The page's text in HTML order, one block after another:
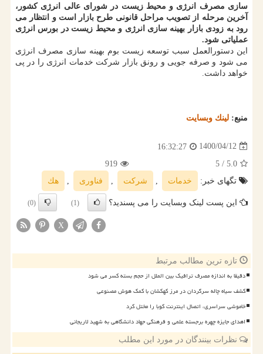
سازی مصرف انرژی و محیط زیست در شورای عالی انرژی کشور،
آخرین مرحله از تصویب مراحل قانونی طرح بازار است و انتظار می
رود به زودی بازار بهینه سازی انرژی و محیط زیست در بورس انرژی
عملیاتی شود.
این دستورالعمل سبب توسعه زیست بوم بهینه سازی مصرف انرژی
می شود و صرفه جویی و رونق بازار شرکت خدمات انرژی را در پی
خواهد داشت.
منبع: لینك وبسایت
1400/04/12
16:32:27
5.0
/ 5
919
تگهای خبر:
خدمات , شركت , فناوری , هك
این پست لینک وبسایت را می پسندید؟ (1)
(0)
X
تازه ترین مطالب مرتبط
دقیقا به اندازه مصرف ترافیک بین الملل از حجم بسته کسر می شود
کشف سیاه چاله سرگردان در مرز کهکشان با کمک هوش مصنوعی
خاموشی سراسری، اتصال اینترنت کوبا را مختل کرد
اهدای جایزه چهره برجسته علمی و فرهنگی جهاد دانشگاهی به شهید لاریجانی
نظرات بینندگان در مورد این مطلب